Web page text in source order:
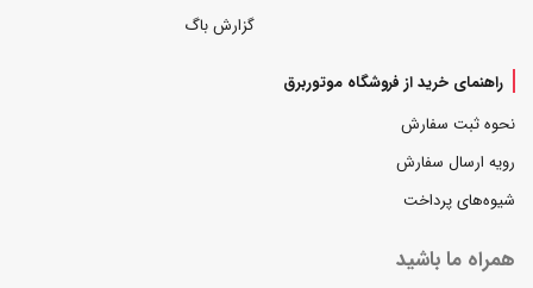
گزارش باگ
راهنمای خرید از فروشگاه موتوربرق
نحوه ثبت سفارش
رویه ارسال سفارش
شیوه‌های پرداخت
همراه ما باشید